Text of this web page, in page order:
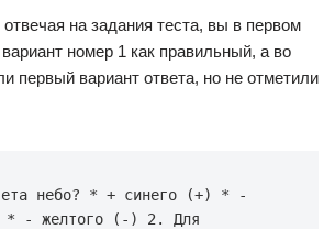
на задания теста, вы в первом
номер 1 как правильный, а во
первый вариант ответа, но не отметили
небо? * + синего (+) *
-
* - желтого ( - ) 2.
Для